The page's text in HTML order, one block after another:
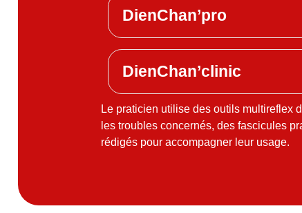
DienChan’pro
DienChan’clinic
Le praticien utilise des outils multireflex
les troubles concernés, des fascicules
rédigés pour accompagner leur usage.